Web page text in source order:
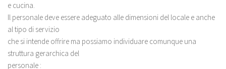
e cucina.
Il personale deve essere adeguato alle dimensioni del locale e anche
al tipo di servizio
che si intende offrire ma possiamo individuare comunque una
struttura gerarchica del
personale :